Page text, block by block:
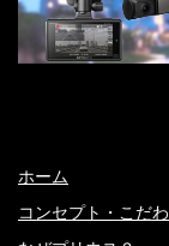
ホーム
コンセプト・こだ